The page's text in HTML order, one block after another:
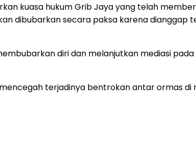
kuasa hukum Grib Jaya yang telah
dibubarkan secara paksa karena dianggap
diri dan melanjutkan mediasi
terjadinya bentrokan antar ormas di